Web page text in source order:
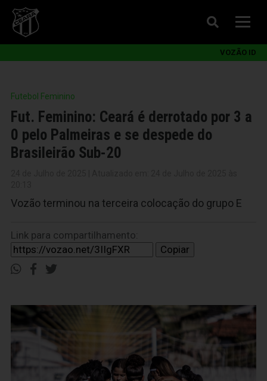
VOZÃO ID
Futebol Feminino
Fut. Feminino: Ceará é derrotado por 3 a
0 pelo Palmeiras e se despede do
Brasileirão Sub-20
Vozão terminou na terceira colocação do grupo E
Link para compartilhamento:
Copiar